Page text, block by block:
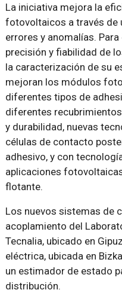
La iniciativa mejora la
fotovoltaicos a través de
errores y anomalías.
precisión y fiabilidad de
la caracterización de su
mejoran los módulos
diferentes tipos de
diferentes
y durabilidad, nuevas
células de contacto
adhesivo, y con
aplicaciones
flotante.
Los nuevos sistemas de
acoplamiento del
Tecnalia, ubicado en
eléctrica, ubicada en
un estimador de estado
distribución.